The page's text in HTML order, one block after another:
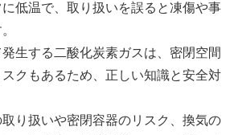
に低温で、取り扱いを誤ると凍傷や事
生する二酸化炭素ガスは、密閉空間
クもあるため、正しい知識と安全対
り扱いや密閉容器のリスク、換気の